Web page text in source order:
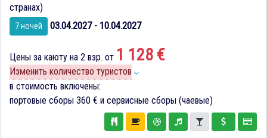
странах)
7 ночей 03.04.2027 - 10.04.2027
Цены за каюту на 2 взр. от 1 128 €
Изменить количество туристов
в стоимость включены:
портовые сборы 360 € и сервисные сборы (чаевые)